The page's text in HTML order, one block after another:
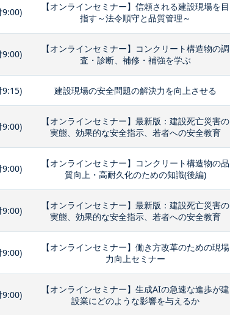
9:00)
【オンラインセミナー】信頼される建設現場を目
指す～法令順守と品質管理～
9:00)
【オンラインセミナー】コンクリート構造物の調
査・診断、補修・補強を学ぶ
9:15) 建設現場の安全問題の解決力を向上させる
9:00)
【オンラインセミナー】最新版：建設死亡災害の
実態、効果的な安全指示、若者への安全教育
9:00)
【オンラインセミナー】コンクリート構造物の品
質向上・高耐久化のための知識(後編)
9:00)
【オンラインセミナー】最新版：建設死亡災害の
実態、効果的な安全指示、若者への安全教育
9:00)
【オンラインセミナー】働き方改革のための現場
力向上セミナー
9:00)
【オンラインセミナー】生成AIの急速な進歩が建
設業にどのような影響を与えるか